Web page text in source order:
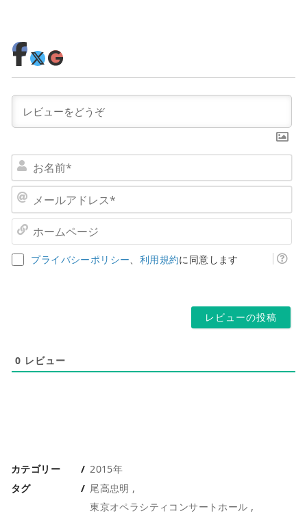
名
ー
ア
ー
プライバシーポリシー、 利用規約に同意します
0 レビュー
カテゴリー
2015年
タグ
尾高忠明
東京オペラシティコンサートホール